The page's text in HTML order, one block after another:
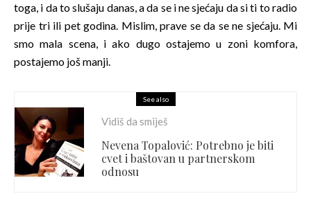
toga, i da to slušaju danas, a da se i ne sjećaju da si ti to radio
prije tri ili pet godina. Mislim, prave se da se ne sjećaju. Mi
smo mala scena, i ako dugo ostajemo u zoni komfora,
postajemo još manji.
See also
Vidiš da smiješ
Nevena Topalović: Potrebno je biti
cvet i baštovan u partnerskom
odnosu